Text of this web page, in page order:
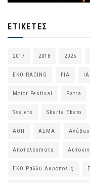
ΕΤΙΚΈΤΕΣ
2017 2018 2025
EKO RACING FIA
Motor Festival Patra
Seajets Skarta Ekato
ΑΟΠ ΑΣΜΑ
Αποτελέsmατα
ΕΚΟ Ράλλυ Ακρόπολις